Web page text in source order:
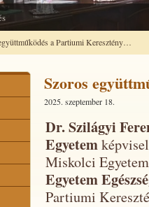
a Partiumi Keresztény…
Szoros
2025. szeptember 18.
Dr. Szilágyi
Egyetem
Miskolci
Egyetem
Partiumi